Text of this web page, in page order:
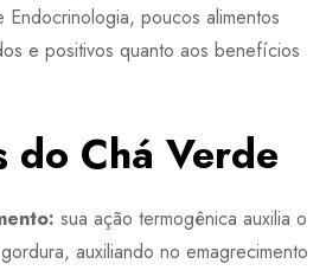
poucos alimentos
e positivos quanto aos benefícios
do Chá Verde
sua ação termogênica auxilia o
auxiliando no emagrecimento